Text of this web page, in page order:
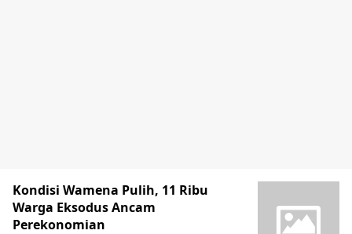
Kondisi Wamena Pulih, 11 Ribu
Warga Eksodus Ancam
Perekonomian